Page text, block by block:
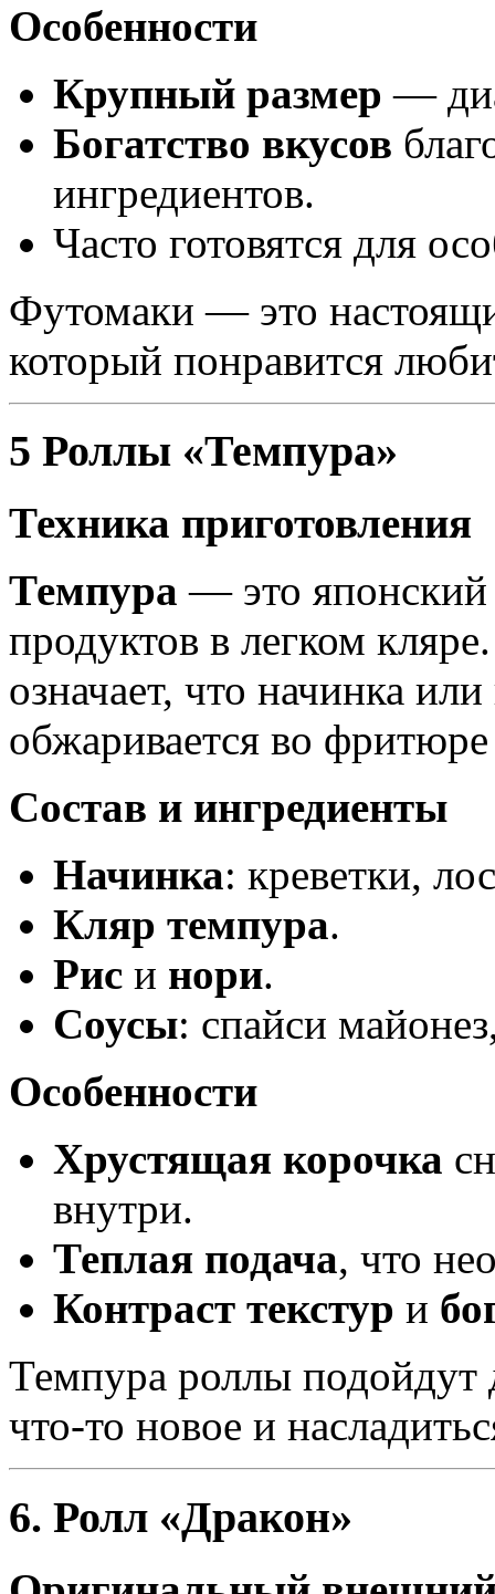
Особенности
Крупный размер —
Богатство вкусов
ингредиентов.
Часто готовятся для
Футомаки — это
который понравится
5 Роллы «Темпура»
Техника приготовления
Темпура — это японский
продуктов в легком
означает, что начинка
обжаривается во
Состав и ингредиенты
Начинка: креветки,
Кляр темпура.
Рис и нори.
Соусы: спайси
Особенности
Хрустящая корочка
внутри.
Теплая подача, что
Контраст текстур и
Темпура роллы подойдут
что-то новое и
6. Ролл «Дракон»